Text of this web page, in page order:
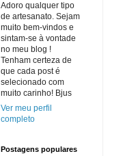
Adoro qualquer tipo
de artesanato. Sejam
muito bem-vindos e
sintam-se à vontade
no meu blog !
Tenham certeza de
que cada post é
selecionado com
muito carinho! Bjus
Ver meu perfil
completo
Postagens populares